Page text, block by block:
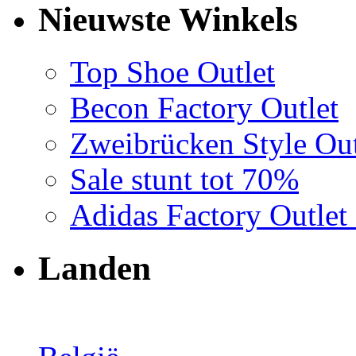
Nieuwste Winkels
Top Shoe Outlet
Becon Factory Outlet
Zweibrücken Style
Sale stunt tot 70%
Adidas Factory Outlet
Landen